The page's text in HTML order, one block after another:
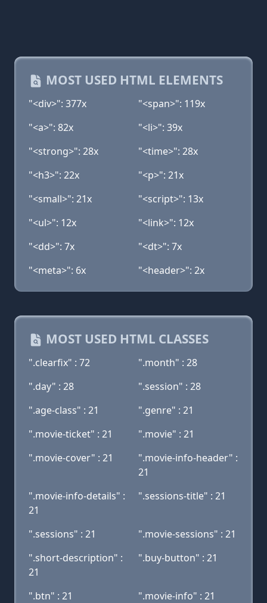
MOST USED HTML ELEMENTS
"<div>": 377x
"<span>": 119x
"<a>": 82x
"<li>": 39x
"<strong>": 28x
"<time>": 28x
"<h3>": 22x
"<p>": 21x
"<small>": 21x
"<script>": 13x
"<ul>": 12x
"<link>": 12x
"<dd>": 7x
"<dt>": 7x
"<meta>": 6x
"<header>": 2x
MOST USED HTML CLASSES
".clearfix" : 72
".month" : 28
".day" : 28
".session" : 28
".age-class" : 21
".genre" : 21
".movie-ticket" : 21
".movie" : 21
".movie-cover" : 21
".movie-info-header" :
21
".movie-info-details" :
21
".sessions-title" : 21
".sessions" : 21
".movie-sessions" : 21
".short-description" :
21
".buy-button" : 21
".btn" : 21
".movie-info" : 21